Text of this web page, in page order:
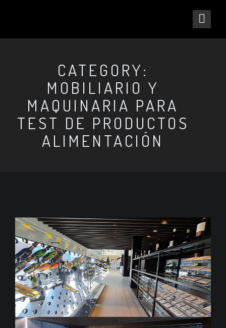
CATEGORY:
MOBILIARIO Y
MAQUINARIA PARA
TEST DE PRODUCTOS
ALIMENTACIÓN